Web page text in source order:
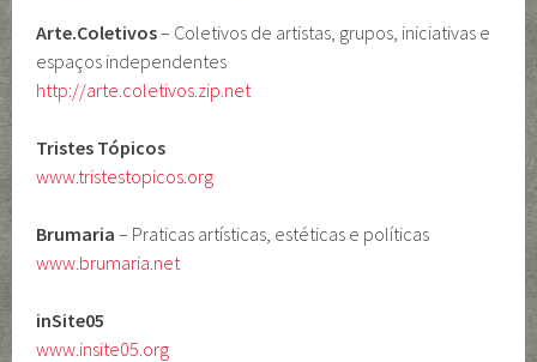
Arte.Coletivos– Coletivos de artistas, grupos, iniciativas e
espaços independentes
http://arte.coletivos.zip.net
Tristes Tópicos
www.tristestopicos.org
Brumaria – Praticas artísticas, estéticas e políticas
www.brumaria.net
inSite05
www.insite05.org